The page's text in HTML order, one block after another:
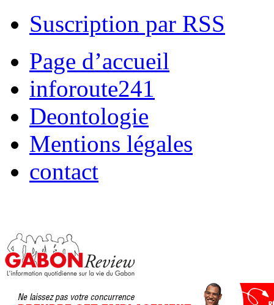
Suscription par RSS
Page d’accueil
inforoute241
Deontologie
Mentions légales
contact